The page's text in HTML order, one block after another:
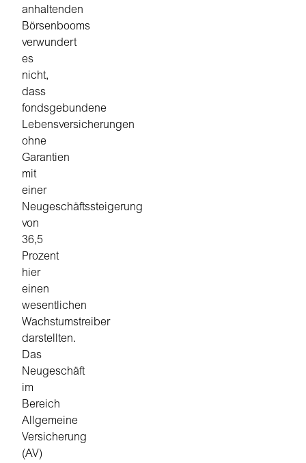
anhaltenden
Börsenbooms
verwundert
es
nicht,
dass
fondsgebundene
Lebensversicherungen
ohne
Garantien
mit
einer
Neugeschäftssteigerung
von
36,5
Prozent
hier
einen
wesentlichen
Wachstumstreiber
darstellten.
Das
Neugeschäft
im
Bereich
Allgemeine
Versicherung
(AV)